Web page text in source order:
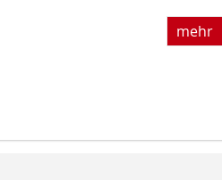
mehr